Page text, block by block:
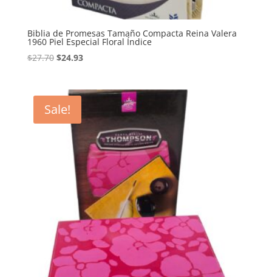
Biblia de Promesas Tamaño Compacta Reina Valera
1960 Piel Especial Floral Índice
$27.70 Original
$27.70.
$24.93Current
Sale!